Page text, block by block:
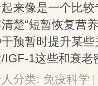
来像是一个比
楚“短暂恢复营
预暂时提升某
IGF-1这些和衰
分类: 免疫科学|